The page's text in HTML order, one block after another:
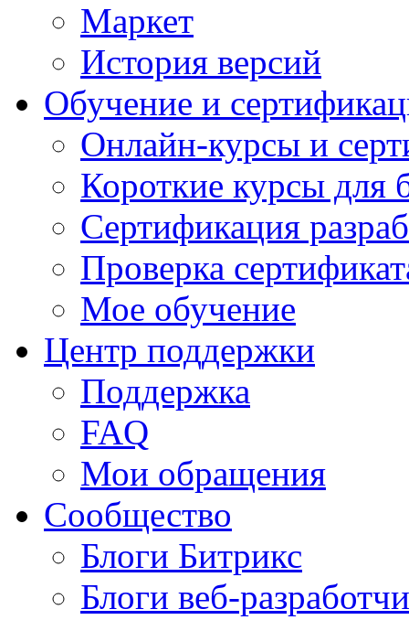
Маркет
История версий
Обучение и
Онлайн-курсы и
Короткие курсы для
Сертификация
Проверка
Мое обучение
Центр поддержки
Поддержка
FAQ
Мои обращения
Сообщество
Блоги Битрикс
Блоги веб-